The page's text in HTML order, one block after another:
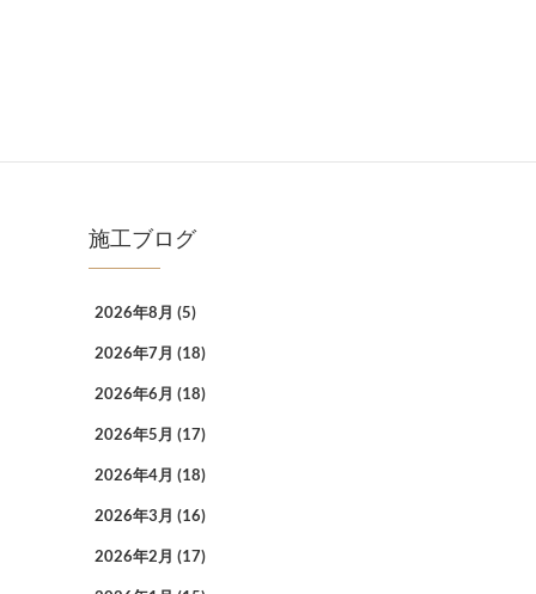
施工ブログ
2026年8月 (5)
2026年7月 (18)
2026年6月 (18)
2026年5月 (17)
2026年4月 (18)
2026年3月 (16)
2026年2月 (17)